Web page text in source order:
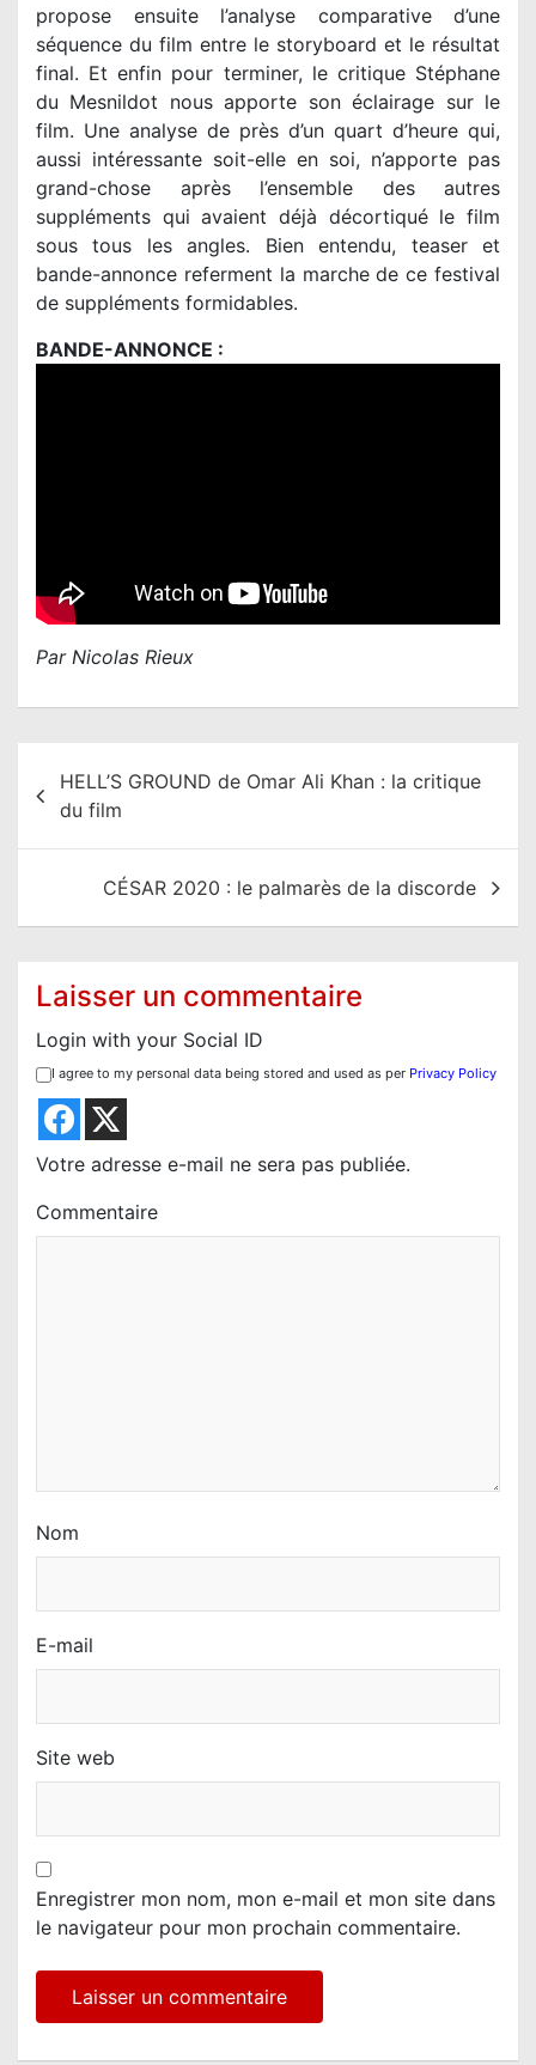
propose ensuite l’analyse comparative d’une
séquence du film entre le storyboard et le résultat
final. Et enfin pour terminer, le critique Stéphane
du Mesnildot nous apporte son éclairage sur le
film. Une analyse de près d’un quart d’heure qui,
aussi intéressante soit-elle en soi, n’apporte pas
grand-chose après l’ensemble des autres
suppléments qui avaient déjà décortiqué le film
sous tous les angles. Bien entendu, teaser et
bande-annonce referment la marche de ce festival
de suppléments formidables.
BANDE-ANNONCE :
Par Nicolas Rieux
HELL’S GROUND de Omar Ali Khan : la critique
du film
CÉSAR 2020 : le palmarès de la discorde
Laisser un commentaire
Login with your Social ID
I agree to my personal data being stored and used as per Privacy Policy
Votre adresse e-mail ne sera pas publiée.
Commentaire
Nom
E-mail
Site web
Enregistrer mon nom, mon e-mail et mon site dans
le navigateur pour mon prochain commentaire.